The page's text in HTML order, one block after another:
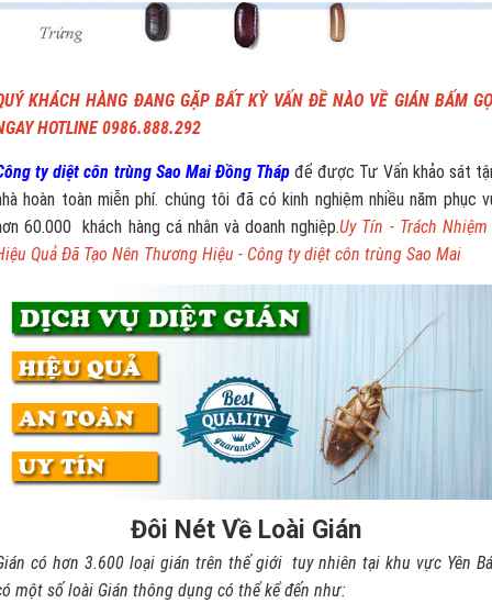
KHÁCH HÀNG ĐANG GẶP BẤT KỲ VẤN ĐỀ NÀO VỀ GIÁN BẤM
HOTLINE 0986.888.292
ty diệt côn trùng Sao Mai Đồng Thápđể được Tư Vấn khảo sát
hoàn toàn miễn phí. chúng tôi đã có kinh nghiệm nhiều năm phục
60.000 khách hàng cá nhân và doanh nghiệp.Uy Tín - Trách Nhiệm
Quả Đã Tạo Nên Thương Hiệu - Công ty diệt côn trùng Sao Mai
Đôi Nét Về Loài Gián
có hơn 3.600 loại gián trên thế giới tuy nhiên tại khu vực Yên
một số loài Gián thông dụng có thể kể đến như: